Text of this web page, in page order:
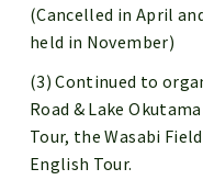
(Cancelled in April
held in November)
(3) Continued to
Road & Lake
Tour, the Wasabi
English Tour.